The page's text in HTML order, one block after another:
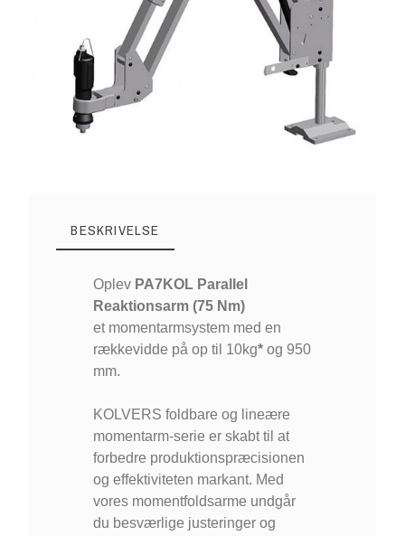
BESKRIVELSE
Oplev PA7KOL Parallel
Reaktionsarm (75 Nm)
et momentarmsystem med en
rækkevidde på op til 10kg*og 950
mm.
KOLVERS foldbare og lineære
momentarm-serie er skabt til at
forbedre produktionspræcisionen
og effektiviteten markant. Med
vores momentfoldsarme undgår
du besværlige justeringer og